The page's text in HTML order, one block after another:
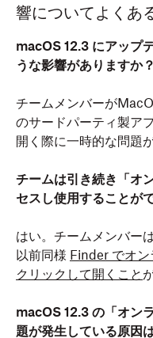
響についてよくあ
macOS 12.3 にアップ
うな影響がありますか？
チームメンバーが
のサードパーティ製ア
開く際に一時的な問題
チームは引き続き「オ
セスし使用することが
はい。チームメンバー
以前同様 Finder でオン
クリックして開くこと
macOS 12.3 の「オン
題が発生している原因